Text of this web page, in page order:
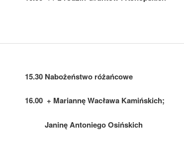
15.30 Nabożeństwo różańcowe
16.00 + Mariannę Wacława Kamińskich;
Janinę Antoniego Osińskich